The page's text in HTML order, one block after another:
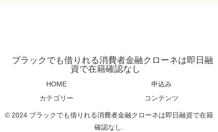
ブラックでも借りれる消費者金融クローネは即日融
資で在籍確認なし
HOME
申込み
カテゴリー
コンテンツ
© 2024 ブラックでも借りれる消費者金融クローネは即日融資で在籍
確認なし.